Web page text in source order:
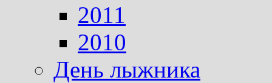
2011
2010
День лыжника